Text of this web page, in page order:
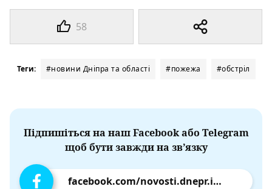
58
Теги: #новини Дніпра та області #пожежа #обстріл
Підпишіться на наш Facebook або Telegram
щоб бути завжди на зв’язку
facebook.com/novosti.dnepr.info